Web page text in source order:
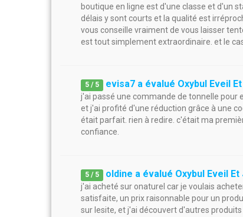
boutique en ligne est d'une classe et d'un
délais y sont courts et la qualité est
vous conseille vraiment de vous laisser
est tout simplement extraordinaire. et le
5 / 5 evisa7 a évalué Oxybul Eveil
j'ai passé une commande de tonnelle pour
et j'ai profité d'une réduction grâce à une
était parfait. rien à redire. c'était ma
confiance.
5 / 5 oldine a évalué Oxybul Eveil Et
j'ai acheté sur onaturel car je voulais
satisfaite, un prix raisonnable pour un
sur lesite, et j'ai découvert d'autres